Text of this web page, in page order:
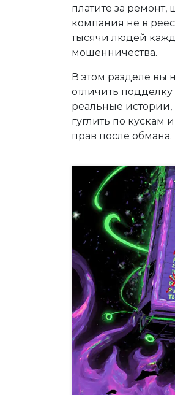
платите за
компания не в
тысячи людей
мошенничества.
В этом разделе вы
отличить
реальные истории,
гуглить по кускам
прав после обмана.